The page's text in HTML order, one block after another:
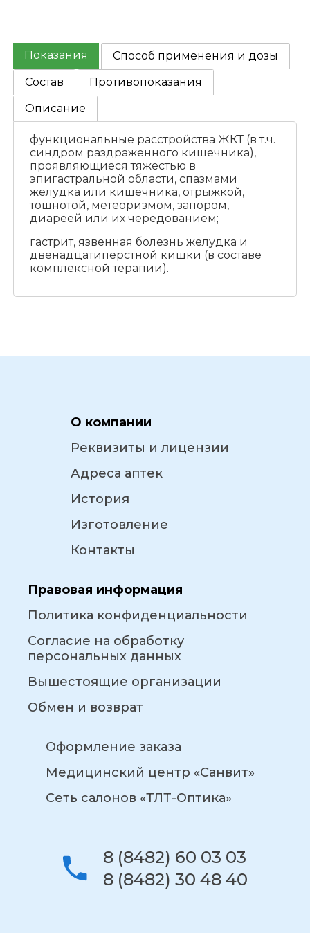
Показания
Способ применения и дозы
Состав
Противопоказания
Описание
функциональные расстройства ЖКТ (в т.ч.
синдром раздраженного кишечника),
проявляющиеся тяжестью в
эпигастральной области, спазмами
желудка или кишечника, отрыжкой,
тошнотой, метеоризмом, запором,
диареей или их чередованием;
гастрит, язвенная болезнь желудка и
двенадцатиперстной кишки (в составе
комплексной терапии).
О компании
Реквизиты и лицензии
Адреса аптек
История
Изготовление
Контакты
Правовая информация
Политика конфиденциальности
Согласие на обработку
персональных данных
Вышестоящие организации
Обмен и возврат
Оформление заказа
Медицинский центр «Санвит»
Сеть салонов «ТЛТ-Оптика»
8 (8482) 60 03 03
8 (8482) 30 48 40